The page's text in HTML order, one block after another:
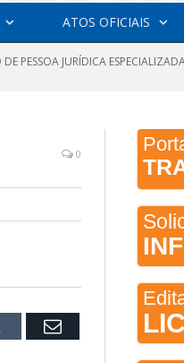
ATOS OFICIAIS
PESSOA JURÍDICA
0
Email